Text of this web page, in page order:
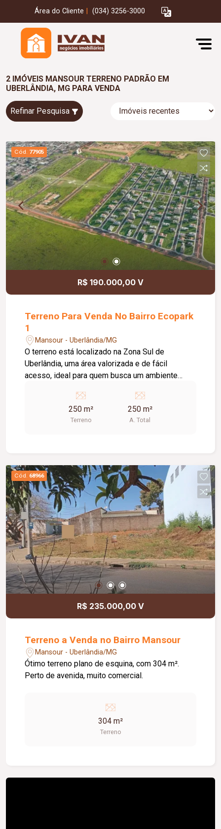
Área do Cliente (034) 3256-3000
2 IMÓVEIS MANSOUR TERRENO PADRÃO EM
UBERLÂNDIA, MG PARA VENDA
Refinar Pesquisa
Cód. 77905
R$ 190.000,00 V
Terreno Para Venda No Bairro Ecopark
1
Mansour - Uberlândia/MG
O terreno está localizado na Zona Sul de
Uberlândia, uma área valorizada e de fácil
acesso, ideal para quem busca um ambiente
casa.Comodidades: O lote possui documentação
regularizada, o que garante que está pronto para
ser construído imediatamente. A topografia é
de 10 metros de frente por 25 metros de
profundidade.Atrativos: A fachada do terreno é
voltada para o sol da manhã, o que pode
proporcionar uma iluminação natural agradável e
economia de energia. A área está em boas
condições e é uma oportunidade para quem
busca um espaço bem localizado e com a
documentação em dia.
250 m²
Terreno
250 m²
A. Total
Cód. 68966
R$ 235.000,00 V
Terreno a Venda no Bairro Mansour
Mansour - Uberlândia/MG
Ótimo terreno plano de esquina, com 304 m².
Perto de avenida, muito comercial.
304 m²
Terreno